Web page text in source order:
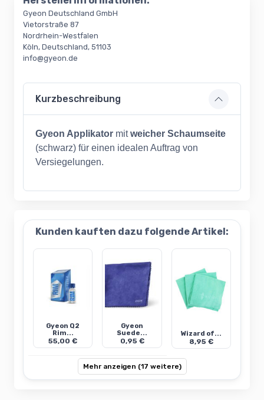
Gyeon Deutschland GmbH
Vietorstraße 87
Nordrhein-Westfalen
Köln, Deutschland, 51103
info@gyeon.de
Kurzbeschreibung
Gyeon Applikator mitweicher Schaumseite
(schwarz) für einen idealen Auftrag von
Versiegelungen.
Kunden kauften dazu folgende Artikel:
Gyeon Q2
Rim...
55,00 €
Gyeon
Suede...
0,95 €
Wizard of...
8,95 €
Mehr anzeigen (17 weitere)